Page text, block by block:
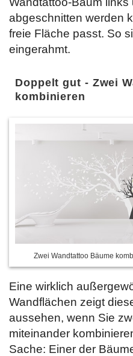
abgeschnitten werden
freie Fläche passt. So
eingerahmt.
Doppelt gut - Zwei
kombinieren
Zwei Wandtattoo Bäume
Eine wirklich
Wandflächen zeigt
aussehen, wenn Sie
miteinander
Sache: Einer der